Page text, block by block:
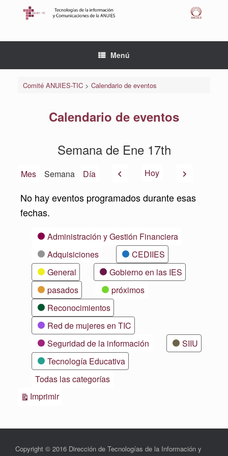
Menú
Comité ANUIES-TIC> Calendario de eventos
Calendario de eventos
Semana de Ene 17th
Mes Semana Día AnteriorHoy Siguiente
No hay eventos programados durante esas
fechas.
CategoríasAdministración y Gestión Financiera
Adquisiciones
CEDIIES
General
Gobierno en las IES
pasados
próximos
Reconocimientos
Red de mujeres en TIC
Seguridad de la información
SIIU
Tecnología Educativa
Todas las categorías
ImprimirVistas
Copyright © 2016 Dirección de Tecnologías de la Información y